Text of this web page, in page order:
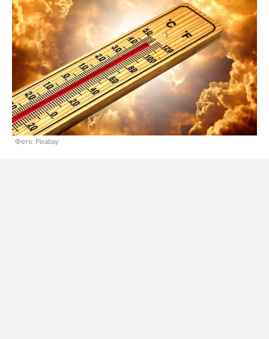
Фото: Pixabay